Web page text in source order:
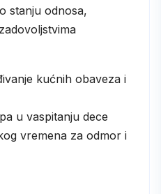
stanju odnosa,
kućnih obaveza i
u vaspitanju dece
vremena za odmor i